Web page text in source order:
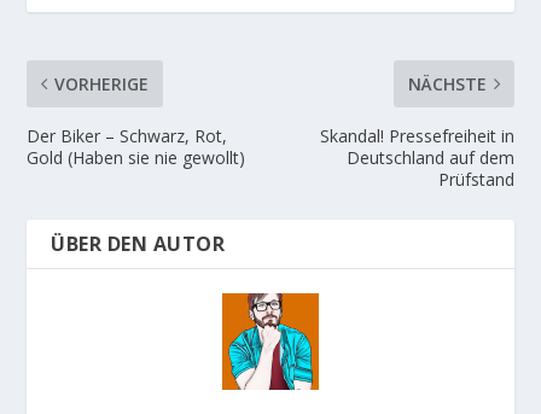
VORHERIGE
Der Biker – Schwarz, Rot,
Gold (Haben sie nie gewollt)
NÄCHSTE
Skandal! Pressefreiheit in
Deutschland auf dem
Prüfstand
ÜBER DEN AUTOR